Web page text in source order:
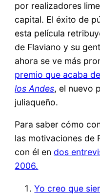
por realizadores
capital. El éxito de
esta película
de Flaviano y su
ahora se ve más
premio que acaba
los Andes, el nuevo
juliaqueño.
Para saber cómo
las motivaciones de
con él en dos
2006.
Yo creo que